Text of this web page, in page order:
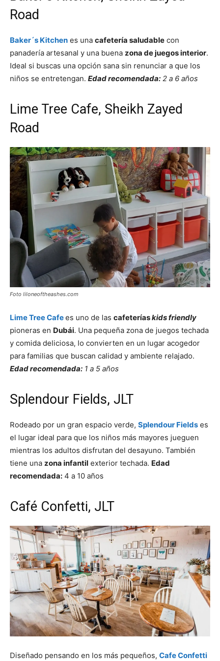
Road
Baker´s Kitchen es una cafetería saludable con
panadería artesanal y una buena zona de juegos interior.
Ideal si buscas una opción sana sin renunciar a que los
niños se entretengan. Edad recomendada: 2 a 6 años
Lime Tree Cafe, Sheikh Zayed
Road
Foto liloneoftheashes.com
Lime Tree Cafees uno de las cafeteríaskids friendly
pioneras en Dubái. Una pequeña zona de juegos techada
y comida deliciosa, lo convierten en un lugar acogedor
para familias que buscan calidad y ambiente relajado.
Edad recomendada: 1 a 5 años
Splendour Fields, JLT
Rodeado por un gran espacio verde, Splendour Fields es
el lugar ideal para que los niños más mayores jueguen
mientras los adultos disfrutan del desayuno. También
tiene una zona infantil exterior techada. Edad
recomendada: 4 a 10 años
Café Confetti, JLT
Diseñado pensando en los más pequeños, Cafe Confetti